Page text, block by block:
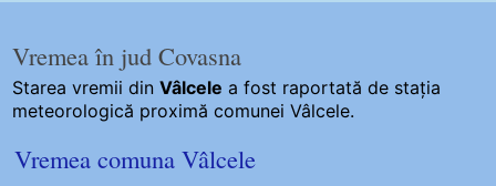
Vremea în jud Covasna
Starea vremii dinVâlcele a fost raportată de stația
meteorologică proximă comunei Vâlcele.
Vremea comuna Vâlcele